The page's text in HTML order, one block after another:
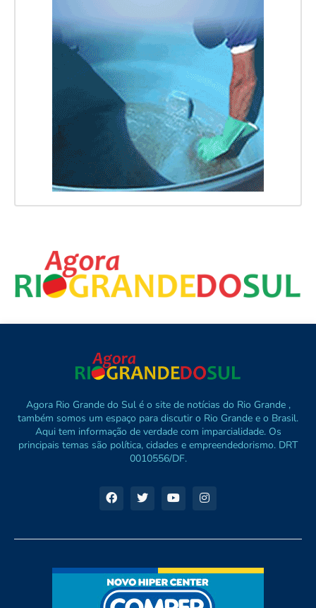
Agora Rio Grande do Sul é o site de notícias do Rio Grande ,
também somos um espaço para discutir o Rio Grande e o Brasil.
Aqui tem informação de verdade com imparcialidade. Os
principais temas são política, cidades e empreendedorismo. DRT
0010556/DF.